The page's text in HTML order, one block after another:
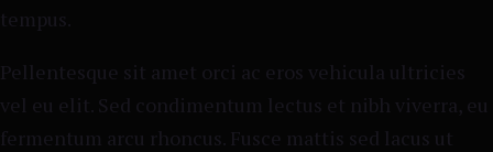
tempus.
Pellentesque sit amet orci ac eros vehicula ultricies
vel eu elit. Sed condimentum lectus et nibh viverra, eu
fermentum arcu rhoncus. Fusce mattis sed lacus ut